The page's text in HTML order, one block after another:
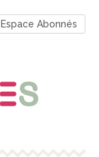
Espace Abonnés